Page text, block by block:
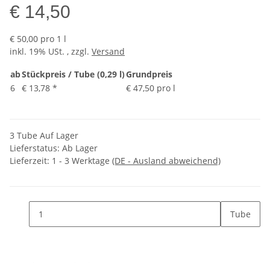
€ 14,50
€ 50,00 pro 1 l
inkl. 19% USt. , zzgl. Versand
abStückpreis / Tube (0,29 l)Grundpreis
6 € 13,78 * € 47,50 pro l
3 Tube Auf Lager
Lieferstatus: Ab Lager
Lieferzeit: 1 - 3 Werktage (DE - Ausland abweichend)
Tube